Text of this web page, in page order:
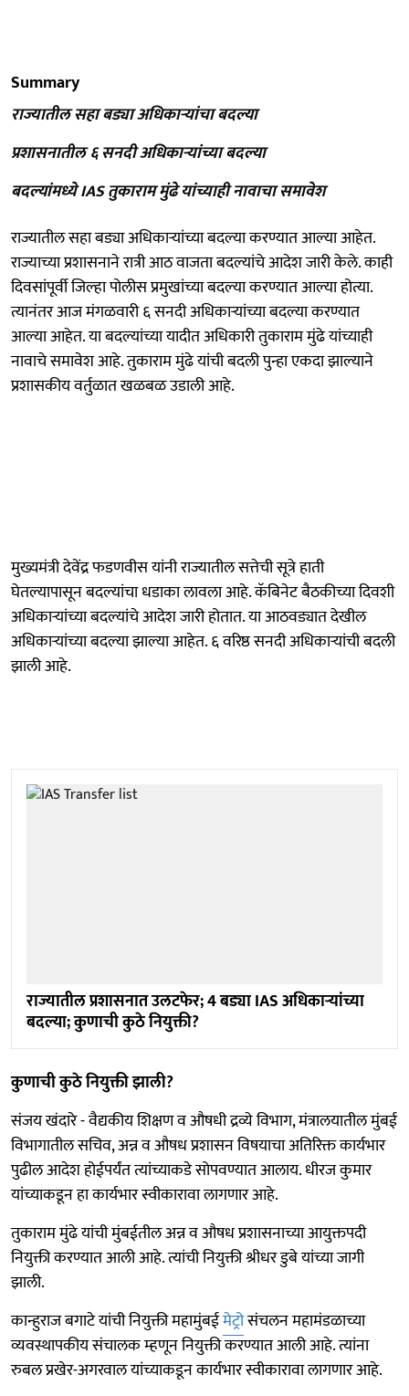
Summary
राज्यातील सहा बड्या अधिकाऱ्यांचा बदल्या
प्रशासनातील ६ सनदी अधिकाऱ्यांच्या बदल्या
बदल्यांमध्ये IAS तुकाराम मुंढे यांच्याही नावाचा समावेश
राज्यातील सहा बड्या अधिकाऱ्यांच्या बदल्या करण्यात आल्या आहेत.
राज्याच्या प्रशासनाने रात्री आठ वाजता बदल्यांचे आदेश जारी केले. काही
दिवसांपूर्वी जिल्हा पोलीस प्रमुखांच्या बदल्या करण्यात आल्या होत्या.
त्यानंतर आज मंगळवारी ६ सनदी अधिकाऱ्यांच्या बदल्या करण्यात
आल्या आहेत. या बदल्यांच्या यादीत अधिकारी तुकाराम मुंढे यांच्याही
नावाचे समावेश आहे. तुकाराम मुंढे यांची बदली पुन्हा एकदा झाल्याने
प्रशासकीय वर्तुळात खळबळ उडाली आहे.
मुख्यमंत्री देवेंद्र फडणवीस यांनी राज्यातील सत्तेची सूत्रे हाती
घेतल्यापासून बदल्यांचा धडाका लावला आहे. कॅबिनेट बैठकीच्या दिवशी
अधिकाऱ्यांच्या बदल्यांचे आदेश जारी होतात. या आठवड्यात देखील
अधिकाऱ्यांच्या बदल्या झाल्या आहेत. ६ वरिष्ठ सनदी अधिकाऱ्यांची बदली
झाली आहे.
राज्यातील प्रशासनात उलटफेर; 4 बड्या IAS अधिकाऱ्यांच्या
बदल्या; कुणाची कुठे नियुक्ती?
कुणाची कुठे नियुक्ती झाली?
संजय खंदारे - वैद्यकीय शिक्षण व औषधी द्रव्ये विभाग, मंत्रालयातील मुंबई
विभागातील सचिव, अन्न व औषध प्रशासन विषयाचा अतिरिक्त कार्यभार
पुढील आदेश होईपर्यंत त्यांच्याकडे सोपवण्यात आलाय. धीरज कुमार
यांच्याकडून हा कार्यभार स्वीकारावा लागणार आहे.
तुकाराम मुंढे यांची मुंबईतील अन्न व औषध प्रशासनाच्या आयुक्तपदी
नियुक्ती करण्यात आली आहे. त्यांची नियुक्ती श्रीधर डुबे यांच्या जागी
झाली.
कान्हुराज बगाटे यांची नियुक्ती महामुंबईमेट्रोसंचलन महामंडळाच्या
व्यवस्थापकीय संचालक म्हणून नियुक्ती करण्यात आली आहे. त्यांना
रुबल प्रखेर-अगरवाल यांच्याकडून कार्यभार स्वीकारावा लागणार आहे.